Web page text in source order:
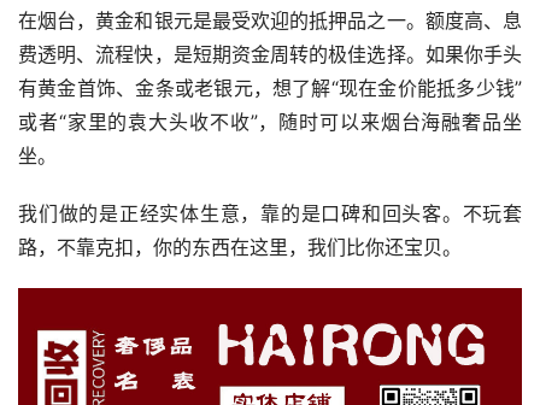
在烟台，黄金和银元是最受欢迎的抵押品之一。额度高、息
费透明、流程快，是短期资金周转的极佳选择。如果你手头
有黄金首饰、金条或老银元，想了解“现在金价能抵多少钱”
或者“家里的袁大头收不收”，随时可以来烟台海融奢品坐
坐。
我们做的是正经实体生意，靠的是口碑和回头客。不玩套
路，不靠克扣，你的东西在这里，我们比你还宝贝。